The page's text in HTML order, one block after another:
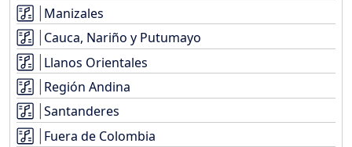
Manizales
Cauca, Nariño y Putumayo
Llanos Orientales
Región Andina
Santanderes
Fuera de Colombia